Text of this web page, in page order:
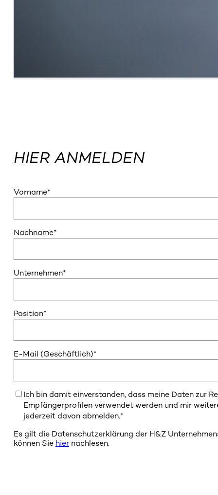
HIER ANMELDEN
Vorname*
Nachname*
Unternehmen*
Position*
E-Mail (Geschäftlich)*
Ich bin damit einverstanden, dass meine Daten zur
Empfängerprofilen verwendet werden und mir
jederzeit davon abmelden.*
Es gilt die Datenschutzerklärung der H&Z
können Sie hier nachlesen.